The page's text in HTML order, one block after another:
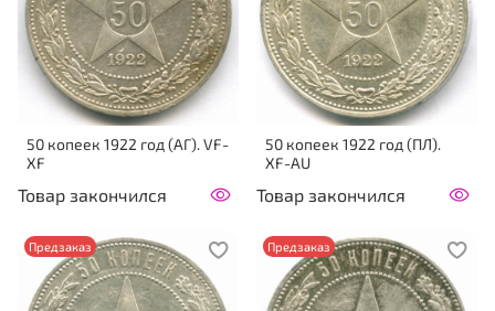
50 копеек 1922 год (АГ). VF-
XF
Товар закончился
50 копеек 1922 год (ПЛ).
XF-AU
Товар закончился
Предзаказ Предзаказ